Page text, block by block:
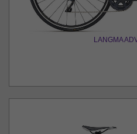
LANGMA